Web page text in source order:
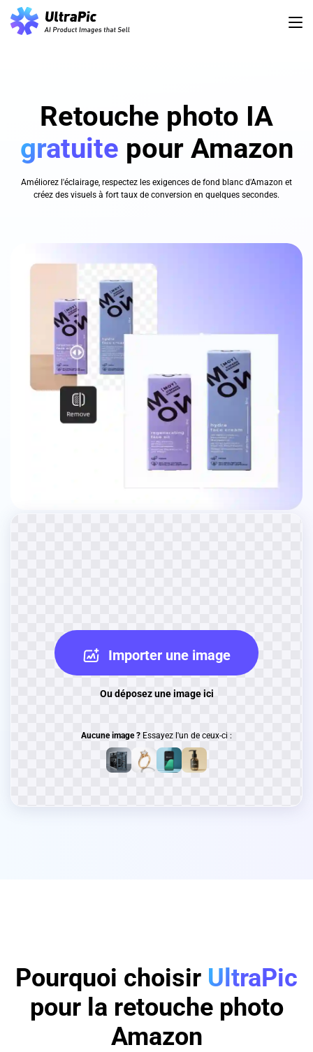
Retouche photo IA
gratuite pour Amazon
Améliorez l'éclairage, respectez les exigences de fond blanc d'Amazon et
créez des visuels à fort taux de conversion en quelques secondes.
Importer une image
Ou déposez une image ici
Aucune image ? Essayez l'un de ceux-ci :
Pourquoi choisir UltraPic
pour la retouche photo
Amazon